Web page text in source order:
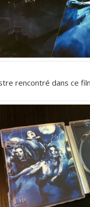
rencontré dans ce